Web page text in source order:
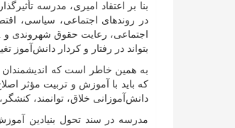
بنا بر اعتقاد امیری، مدرسه
در روند‌های اجتماعی، سیاسی،
اجتماعی، رعایت حقوق شهروندی
بتواند در رفتار و کردار دانش‌آموز
به همین خاطر است که اندیشمندان
که باید با آموزش و تربیت مؤثر
دانش‌آموزانی خلاق، توانمند،
مدرسه در سند تحول بنیادین